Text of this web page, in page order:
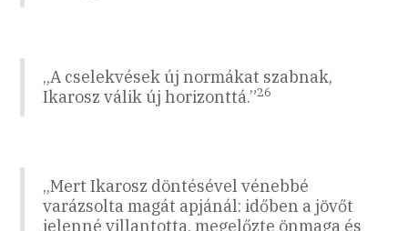
„A cselekvések új normákat szabnak,
Ikarosz válik új horizonttá.”26
„Mert Ikarosz döntésével vénebbé
varázsolta magát apjánál: időben a jövőt
jelenné villantotta, megelőzte önmaga és